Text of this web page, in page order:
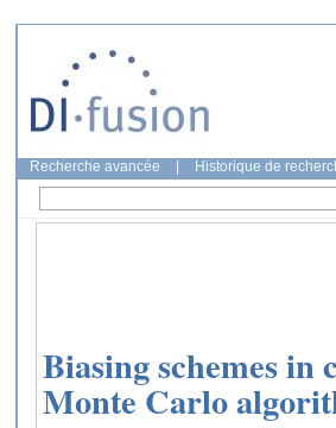
Recherche avancée Historique de
Biasing schemes in
Monte Carlo